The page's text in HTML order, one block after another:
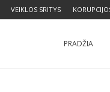
VEIKLOS SRITYS
PRADŽIA